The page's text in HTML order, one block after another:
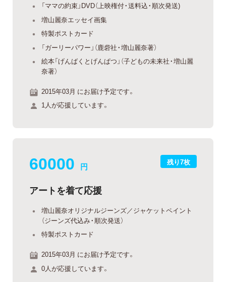
「ママの約束」DVD（上映権付・送料込・順次発送)
増山麗奈エッセイ画集
特製ポストカード
「ガーリーパワー」（鹿砦社・増山麗奈著）
絵本「げんばくとげんぱつ」（子どもの未来社・増山麗
奈著）
2015年03月 にお届け予定です。
1人が応援しています。
残り7枚
60000 円
アートを着て応援
増山麗奈オリジナルジーンズ／ジャケットペイント
（ジーンズ代込み・順次発送）
特製ポストカード
2015年03月 にお届け予定です。
0人が応援しています。